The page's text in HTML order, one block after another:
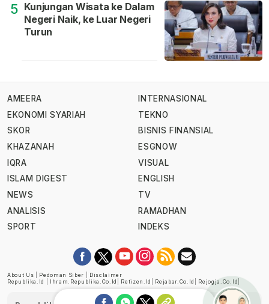
5 Kunjungan Wisata ke Dalam
Negeri Naik, ke Luar Negeri
Turun
AMEERA
EKONOMI SYARIAH
SKOR
KHAZANAH
IQRA
ISLAM DIGEST
NEWS
ANALISIS
SPORT
INTERNASIONAL
TEKNO
BISNIS FINANSIAL
ESGNOW
VISUAL
ENGLISH
TV
RAMADHAN
INDEKS
About Us Pedoman Siber
Disclaimer
Republika.id
Ihram.republika.co.id Retizen.id Rejabar.co.id Rejogja.co.id